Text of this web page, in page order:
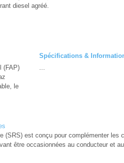
diesel agréé.
(FAP)
le
Spécifications &
...
(SRS) est conçu pour complémenter les
être occasionnées au conducteur et